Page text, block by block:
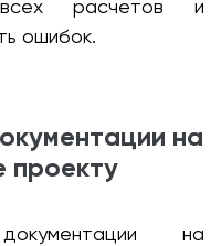
расчетов и
ошибок.
на
проекту
на